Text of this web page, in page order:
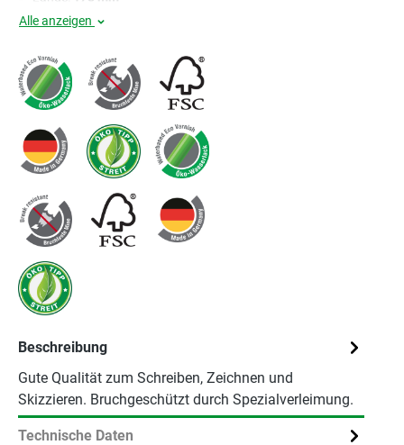
Alle anzeigen
Beschreibung
Gute Qualität zum Schreiben, Zeichnen und
Skizzieren. Bruchgeschützt durch Spezialverleimung.
Technische Daten